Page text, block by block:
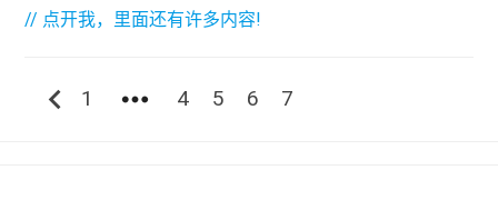
// 点开我，里面还有许多内容!
chevron_left 1 more_horiz 4 5 6 7